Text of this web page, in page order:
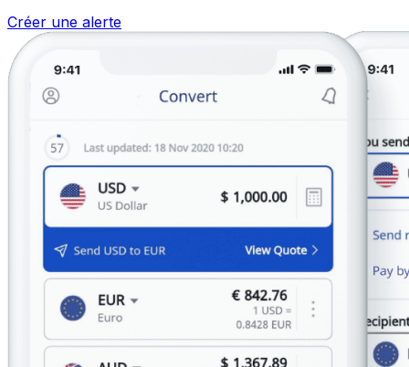
Créer une alerte